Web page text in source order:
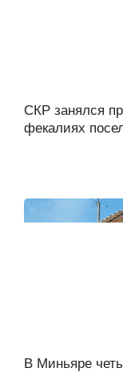
СКР занялся
фекалиях
В Миньяре